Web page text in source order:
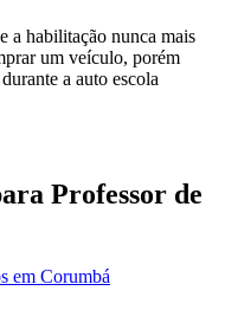
a habilitação nunca mais
um veículo, porém
a auto escola
Professor de
em Corumbá